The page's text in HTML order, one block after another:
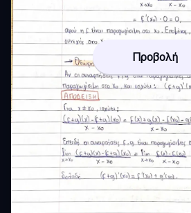
Προβολή